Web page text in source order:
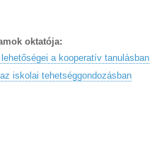
oktatója:
a kooperatív tanulásban
iskolai tehetséggondozásban